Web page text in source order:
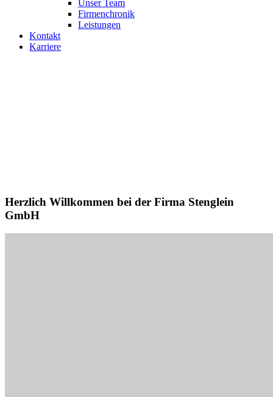
Unser Team
Firmenchronik
Leistungen
Kontakt
Karriere
Herzlich Willkommen bei der Firma Stenglein
GmbH